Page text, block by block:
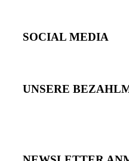
SOCIAL MEDIA
UNSERE